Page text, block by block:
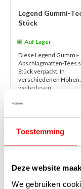
Toestemming
Deze website
We gebruiken
Legend Gummi-
Stück
Auf Lager
Diese Legend Gummi-
Abschlagmatten-Tees
Stück verpackt. In
verschiedenen
weiterlesen
€3,95